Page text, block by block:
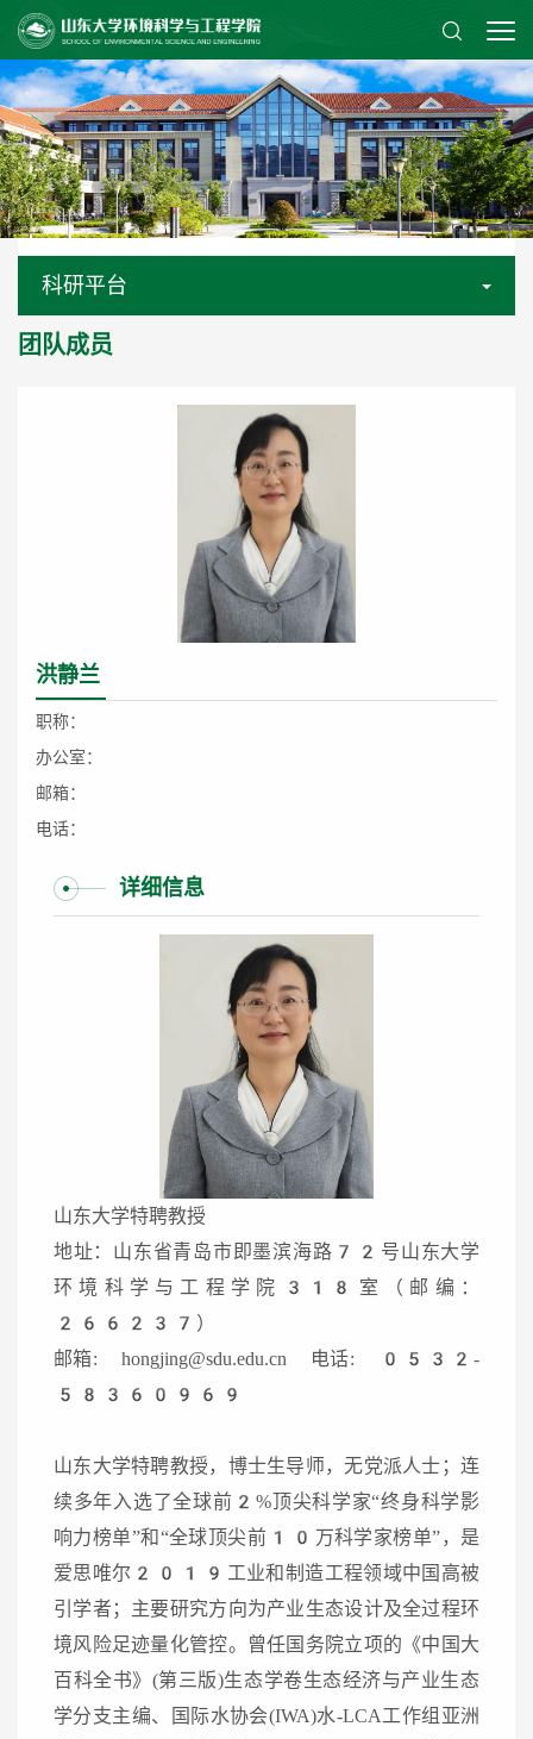
科研平台
团队成员
洪静兰
职称：
办公室：
邮箱：
电话：
详细信息
山东大学特聘教授
地址：山东省青岛市即墨滨海路72号山东大学
环境科学与工程学院318室（邮编：
266237）
邮箱: hongjing@sdu.edu.cn 电话: 0532-
58360969
山东大学特聘教授，博士生导师，无党派人士；连
续多年入选了全球前2%顶尖科学家“终身科学影
响力榜单”和“全球顶尖前10万科学家榜单”，是
爱思唯尔2019工业和制造工程领域中国高被
引学者；主要研究方向为产业生态设计及全过程环
境风险足迹量化管控。曾任国务院立项的《中国大
百科全书》(第三版)生态学卷生态经济与产业生态
学分支主编、国际水协会(IWA)水-LCA工作组亚洲